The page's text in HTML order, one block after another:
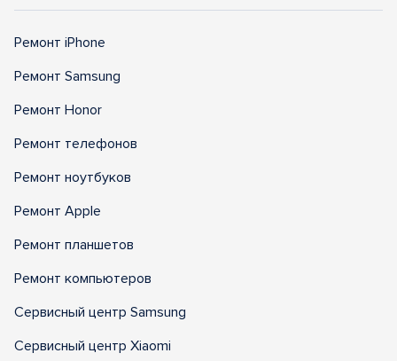
Ремонт iPhone
Ремонт Samsung
Ремонт Honor
Ремонт телефонов
Ремонт ноутбуков
Ремонт Apple
Ремонт планшетов
Ремонт компьютеров
Сервисный центр Samsung
Сервисный центр Xiaomi